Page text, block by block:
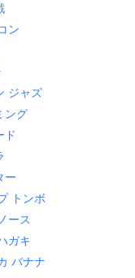
ン
ジャズ
ング
ド
ー
トンボ
ノース
ガキ
バナナ